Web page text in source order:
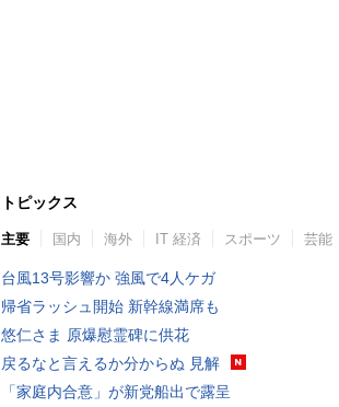
トピックス
主要 国内 海外 IT 経済 スポーツ 芸能
台風13号影響か 強風で4人ケガ
帰省ラッシュ開始 新幹線満席も
悠仁さま 原爆慰霊碑に供花
戻るなと言えるか分からぬ 見解
「家庭内合意」が新党船出で露呈